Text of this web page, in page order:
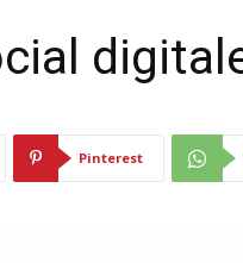
Pinterest